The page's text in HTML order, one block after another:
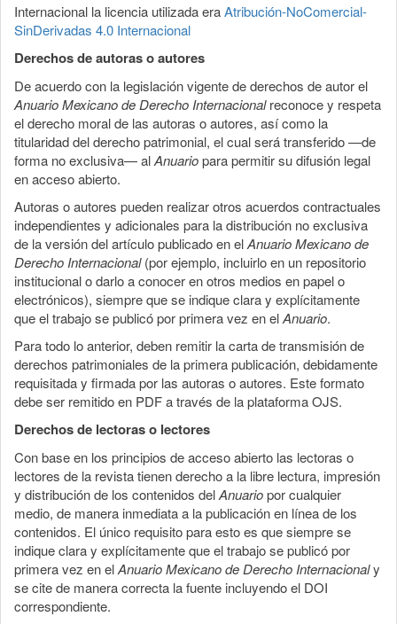
Internacional la licencia utilizada eraAtribución-NoComercial-
SinDerivadas 4.0 Internacional
Derechos de autoras o autores
De acuerdo con la legislación vigente de derechos de autor el
Anuario Mexicano de Derecho Internacionalreconoce y respeta
el derecho moral de las autoras o autores, así como la
titularidad del derecho patrimonial, el cual será transferido —de
forma no exclusiva— alAnuariopara permitir su difusión legal
en acceso abierto.
Autoras o autores pueden realizar otros acuerdos contractuales
independientes y adicionales para la distribución no exclusiva
de la versión del artículo publicado en elAnuario Mexicano de
Derecho Internacional(por ejemplo, incluirlo en un repositorio
institucional o darlo a conocer en otros medios en papel o
electrónicos), siempre que se indique clara y explícitamente
que el trabajo se publicó por primera vez en elAnuario.
Para todo lo anterior, deben remitir la carta de transmisión de
derechos patrimoniales de la primera publicación, debidamente
requisitada y firmada por las autoras o autores. Este formato
debe ser remitido en PDF a través de la plataforma OJS.
Derechos de lectoras o lectores
Con base en los principios de acceso abierto las lectoras o
lectores de la revista tienen derecho a la libre lectura, impresión
y distribución de los contenidos delAnuariopor cualquier
medio, de manera inmediata a la publicación en línea de los
contenidos. El único requisito para esto es que siempre se
indique clara y explícitamente que el trabajo se publicó por
primera vez en elAnuario Mexicano de Derecho Internacionaly
se cite de manera correcta la fuente incluyendo el DOI
correspondiente.